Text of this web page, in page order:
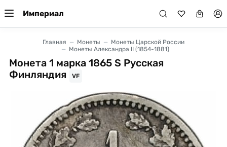
Империал
Главная Монеты
Монеты Царской России
Монеты Александра II (1854-1881)
Монета 1 марка 1865 S Русская
Финляндия
VF